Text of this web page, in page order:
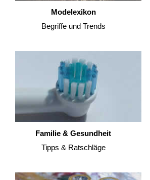
Modelexikon
Begriffe und Trends
Familie & Gesundheit
Tipps & Ratschläge